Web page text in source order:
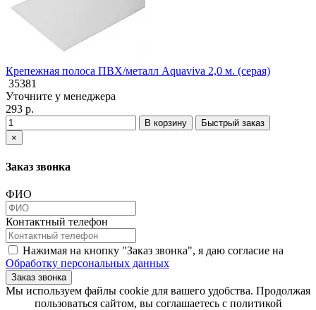
Крепежная полоса ПВХ/металл Aquaviva 2,0 м. (серая)
35381
Уточните у менеджера
293 р.
В корзину
Быстрый заказ
×
Заказ звонка
ФИО
Контактный телефон
Нажимая на кнопку "Заказ звонка", я даю согласие на
Обработку персональных данных
Заказ звонка
​​​​​​​Мы используем файлы cookie для вашего удобства. Продолжая
пользоваться сайтом, вы соглашаетесь с политикой